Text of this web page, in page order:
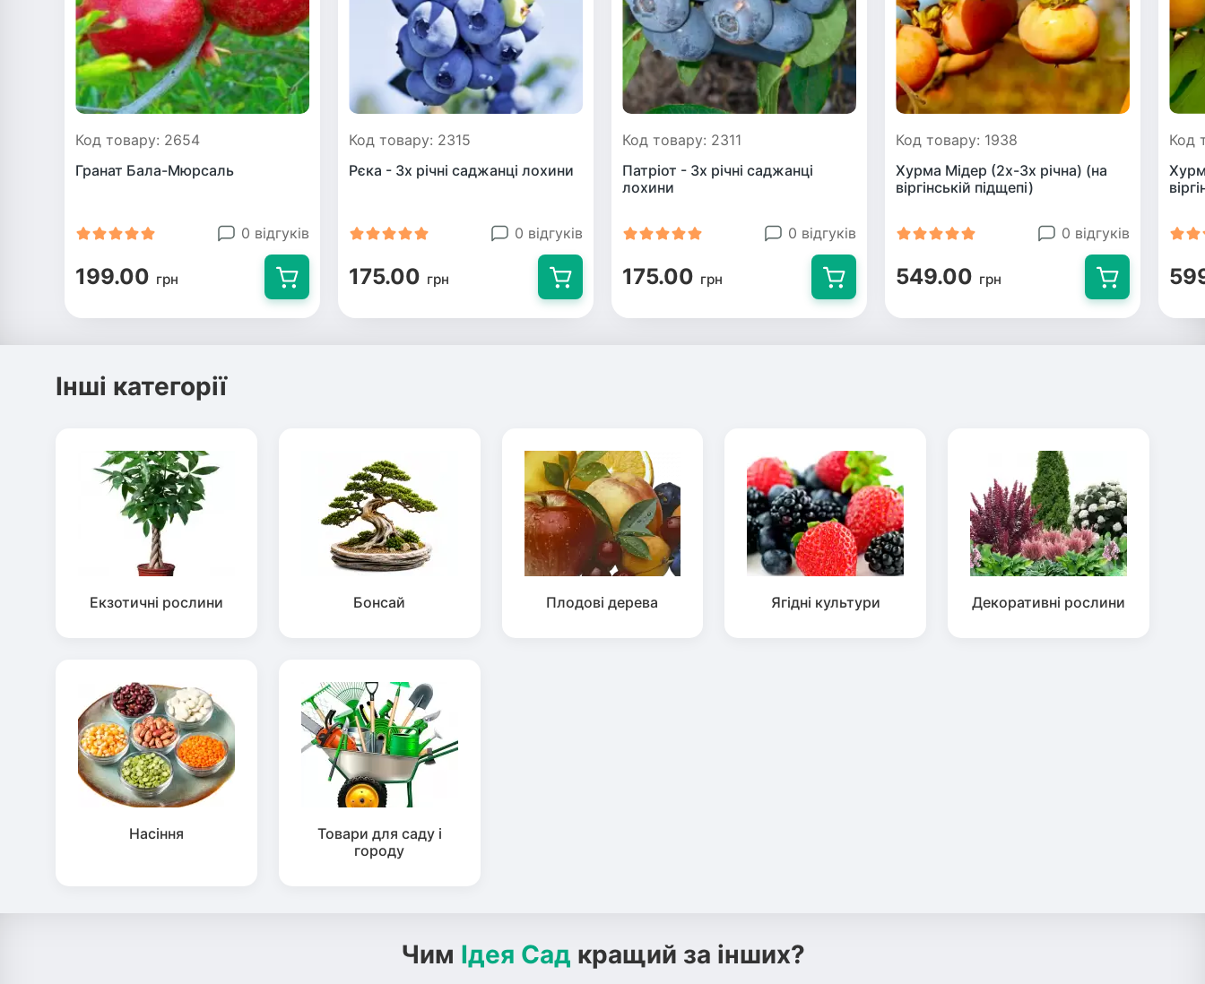
Код товару: 2654
Гранат Бала-Мюрсаль
0 відгуків
199.00 грн
Код товару: 2315
Рєка - 3х річні саджанці лохини
0 відгуків
175.00 грн
Код товару: 2311
Патріот - 3х річні саджанці
лохини
0 відгуків
175.00 грн
Код товару: 1938
Хурма Мідер (2х-3х річна) (на
віргінській підщепі)
0 відгуків
549.00 грн
Код
Інші категорії
Екзотичні рослини Бонсай Плодові дерева Ягідні культури Декоративні рослини
Насіння
Товари для саду і
городу
Чим Ідея Сад кращий за інших?